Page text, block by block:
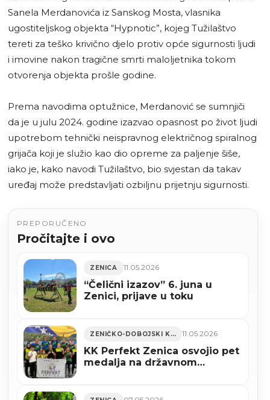
Sanela Merdanovića iz Sanskog Mosta, vlasnika
ugostiteljskog objekta “Hypnotic”, kojeg Tužilaštvo
tereti za teško krivično djelo protiv opće sigurnosti ljudi
i imovine nakon tragične smrti maloljetnika tokom
otvorenja objekta prošle godine.
Prema navodima optužnice, Merdanović se sumnjiči
da je u julu 2024. godine izazvao opasnost po život ljudi
upotrebom tehnički neispravnog električnog spiralnog
grijača koji je služio kao dio opreme za paljenje šiše,
iako je, kako navodi Tužilaštvo, bio svjestan da takav
uređaj može predstavljati ozbiljnu prijetnju sigurnosti.
PREPORUČENO
Pročitajte i ovo
ZENICA 11.05.2026
“Čelični izazov” 6. juna u
Zenici, prijave u toku
ZENIČKO-DOBOJSKI KANTON 11.05.2026
KK Perfekt Zenica osvojio pet
medalja na državnom
(FOTO)